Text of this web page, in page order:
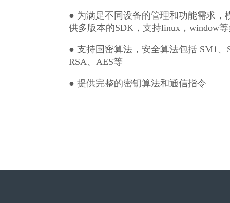
● 为满足不同设备的管理和功能需求，
供多版本的SDK，支持linux，window
● 支持国密算法，安全算法包括 SM1、
RSA、AES等
● 提供完整的密钥算法和通信指令